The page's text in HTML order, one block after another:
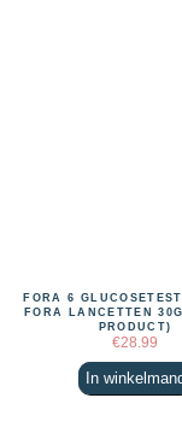
FORA 6
FORA LANCETTEN
PRODUCT)
€28.99
In